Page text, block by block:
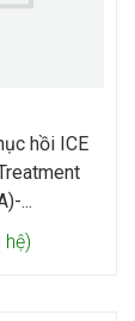
hồi ICE
...
hệ)